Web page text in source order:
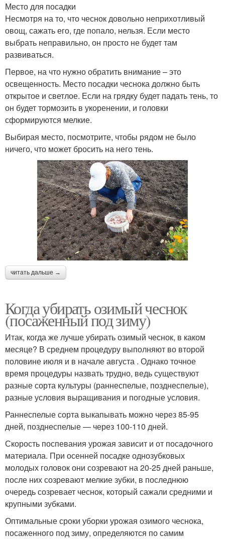
Место для посадки
Несмотря на то, что чеснок довольно неприхотливый
овощ, сажать его, где попало, нельзя. Если место
выбрать неправильно, он просто не будет там
развиваться.
Первое, на что нужно обратить внимание – это
освещенность. Место посадки чеснока должно быть
открытое и светлое. Если на грядку будет падать тень, то
он будет тормозить в укоренении, и головки
сформируются мелкие.
Выбирая место, посмотрите, чтобы рядом не было
ничего, что может бросить на него тень.
читать дальше →
Когда убирать озимый чеснок
(посаженный под зиму)
Итак, когда же лучше убирать озимый чеснок, в каком
месяце? В среднем процедуру выполняют во второй
половине июля и в начале августа . Однако точное
время процедуры назвать трудно, ведь существуют
разные сорта культуры (раннеспелые, позднеспелые),
разные условия выращивания и погодные условия.
Раннеспелые сорта выкапывать можно через 85-95
дней, позднеспелые — через 100-110 дней.
Скорость поспевания урожая зависит и от посадочного
материала. При осенней посадке однозубковых
молодых головок они созревают на 20-25 дней раньше,
после них созревают мелкие зубки, в последнюю
очередь созревает чеснок, который сажали средними и
крупными зубками.
Оптимальные сроки уборки урожая озимого чеснока,
посаженного под зиму, определяются по самим